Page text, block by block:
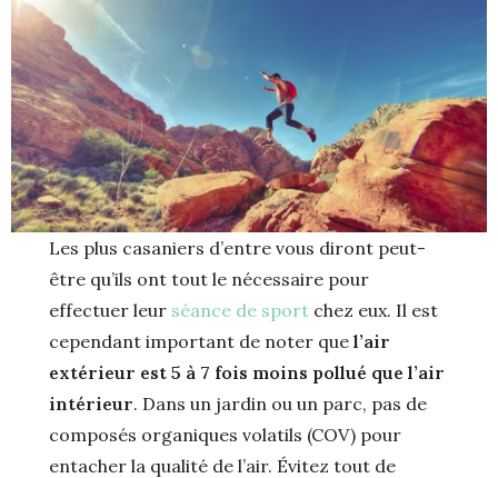
Les plus casaniers d’entre vous diront peut-
être qu’ils ont tout le nécessaire pour
effectuer leur séance de sport chez eux. Il est
cependant important de noter quel’air
extérieur est 5 à 7 fois moins pollué que l’air
intérieur. Dans un jardin ou un parc, pas de
composés organiques volatils (COV) pour
entacher la qualité de l’air. Évitez tout de